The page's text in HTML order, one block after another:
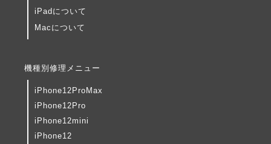
iPadについて
Macについて
機種別修理メニュー
iPhone12ProMax
iPhone12Pro
iPhone12mini
iPhone12